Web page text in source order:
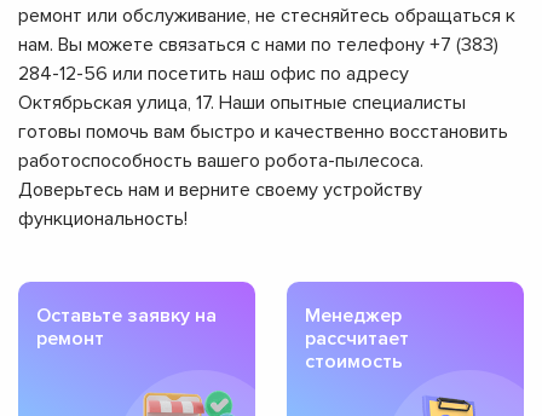
ремонт или обслуживание, не стесняйтесь обращаться к
нам. Вы можете связаться с нами по телефону +7 (383)
284-12-56 или посетить наш офис по адресу
Октябрьская улица, 17. Наши опытные специалисты
готовы помочь вам быстро и качественно восстановить
работоспособность вашего робота-пылесоса.
Доверьтесь нам и верните своему устройству
функциональность!
Оставьте заявку на
ремонт
Менеджер
рассчитает
стоимость